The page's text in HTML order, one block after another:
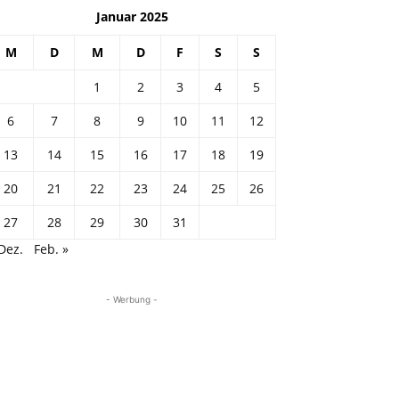
Januar 2025
M D M D F S S
1 2 3 4
5
6
7 8 9 10 11
12
13
14 15 16 17 18
19
20
21 22 23 24 25
26
27
28 29 30
31
Feb. »
- Werbung -